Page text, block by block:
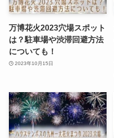
万博花火2023穴場スポット
は？駐車場や渋滞回避方法
についても！
2023年10月15日